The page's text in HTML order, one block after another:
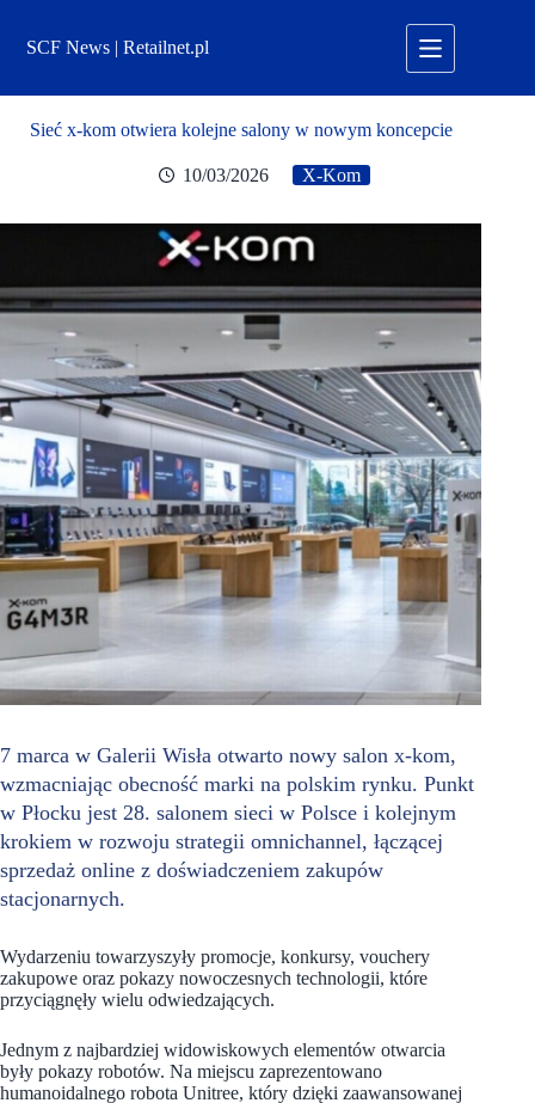
treściSCF News | Retailnet.pl
Sieć x-kom otwiera kolejne salony w nowym koncepcie
10/03/2026 X-Kom
7 marca w Galerii Wisła otwarto nowy salon x-kom,
wzmacniając obecność marki na polskim rynku. Punkt
w Płocku jest 28. salonem sieci w Polsce i kolejnym
krokiem w rozwoju strategii omnichannel, łączącej
sprzedaż online z doświadczeniem zakupów
stacjonarnych.
Wydarzeniu towarzyszyły promocje, konkursy, vouchery
zakupowe oraz pokazy nowoczesnych technologii, które
przyciągnęły wielu odwiedzających.
Jednym z najbardziej widowiskowych elementów otwarcia
były pokazy robotów. Na miejscu zaprezentowano
humanoidalnego robota Unitree, który dzięki zaawansowanej